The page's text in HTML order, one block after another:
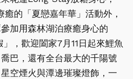
的「夏戀嘉年華」活動外，
加用森林湖泊療癒身心的
」，歡迎闔家7月11日起來鯉魚
巴，還有全台最大的千陽號
空煙火與潭邊璀璨燈飾，一